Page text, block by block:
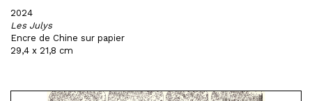
2024
Les Julys
Encre de Chine sur papier
29,4 x 21,8 cm